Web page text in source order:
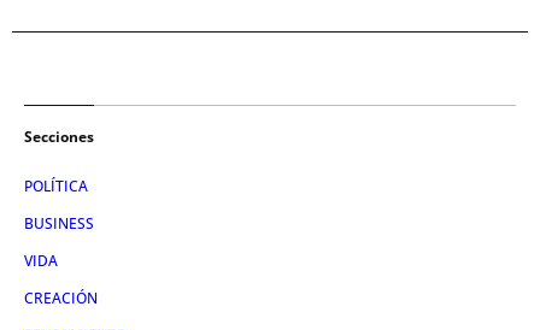
Secciones
POLÍTICA
BUSINESS
VIDA
CREACIÓN